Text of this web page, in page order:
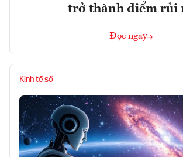
trở thành điểm rủi
Đọc ngay
Kinh tế số